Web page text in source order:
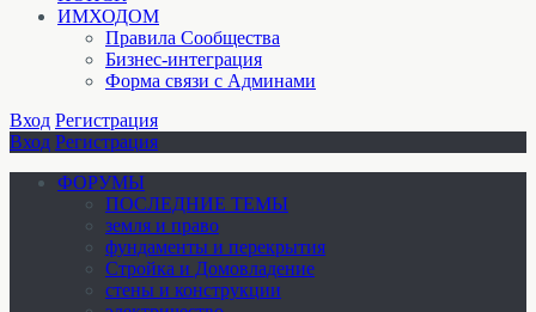
ИМХОДОМ
Правила Сообщества
Бизнес-интеграция
Форма связи с Админами
Вход Регистрация
Вход Регистрация
ФОРУМЫ
ПОСЛЕДНИЕ ТЕМЫ
земля и право
фундаменты и перекрытия
Стройка и Домовладение
стены и конструкции